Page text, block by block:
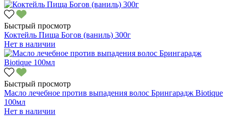
Быстрый просмотр
Коктейль Пища Богов (ваниль) 300г
Нет в наличии
Быстрый просмотр
Масло лечебное против выпадения волос Брингарадж Biotique
100мл
Нет в наличии